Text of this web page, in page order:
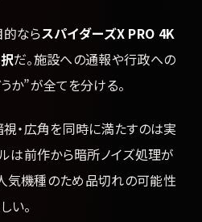
的ならスパイダーズX PRO 4K
だ。施設への通報や行政への
か”が全てを分ける。
視・広角を同時に満たすのは実
は前作から暗所ノイズ処理が
気機種のため品切れの可能性
い。